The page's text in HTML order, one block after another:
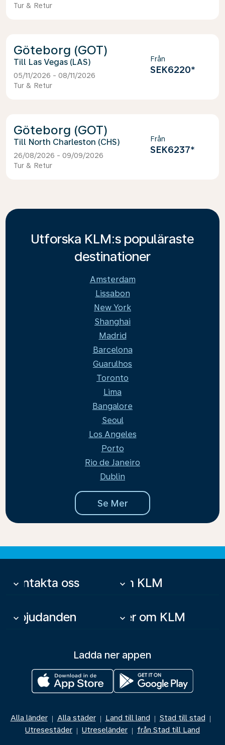
Tur & Retur
Göteborg (GOT)
Las Vegas (LAS)
05/11/2026 - 08/11/2026
Tur & Retur
Från
SEK6220*
Göteborg (GOT)
North Charleston (CHS)
26/08/2026 - 09/09/2026
Tur & Retur
Från
SEK6237*
Utforska KLM:s populäraste
destinationer
Amsterdam
Lissabon
New York
Shanghai
Madrid
Barcelona
Guarulhos
Toronto
Lima
Bangalore
Seoul
Los Angeles
Porto
Rio de Janeiro
Dublin
Se Mer
Kontakta oss
keyboard_arrow_down Om KLM
keyboard_arrow_down
Erbjudanden
keyboard_arrow_down Mer om KLM
keyboard_arrow_down
Ladda ner appen
Alla länder | Alla städer | Land till land | Stad till stad |
Utresestäder | Utreseländer | från Stad till Land